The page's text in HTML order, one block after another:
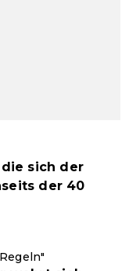
sich der
der 40